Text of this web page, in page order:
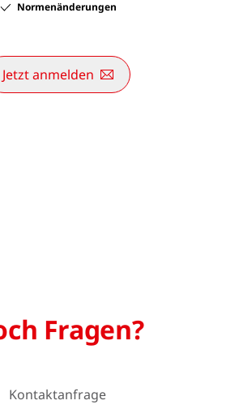
Normenänderungen
Jetzt anmelden
Fragen?
Kontaktanfrage